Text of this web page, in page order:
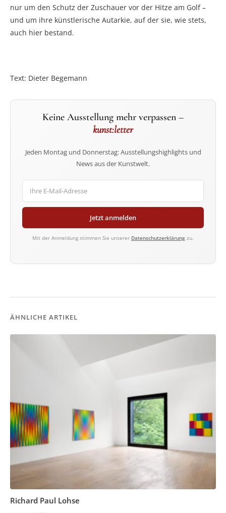
nur um den Schutz der Zuschauer vor der Hitze am Golf –
und um ihre künstlerische Autarkie, auf der sie, wie stets,
auch hier bestand.
Text: Dieter Begemann
Keine Ausstellung mehr verpassen –
kunst:letter
Jeden Montag und Donnerstag: Ausstellungshighlights und
News aus der Kunstwelt.
Jetzt anmelden
Mit der Anmeldung stimmen Sie unserer Datenschutzerklärung zu.
ÄHNLICHE ARTIKEL
Richard Paul Lohse